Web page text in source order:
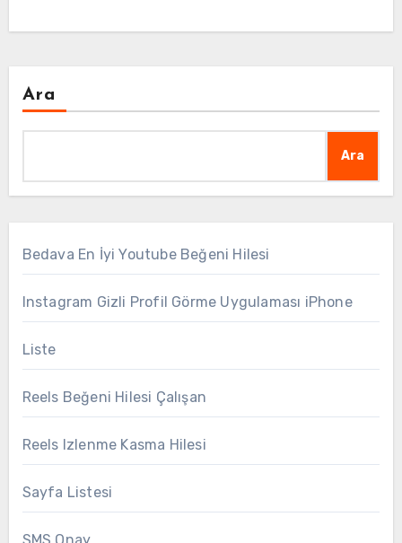
Ara
Ara
Bedava En İyi Youtube Beğeni Hilesi
Instagram Gizli Profil Görme Uygulaması iPhone
Liste
Reels Beğeni Hilesi Çalışan
Reels Izlenme Kasma Hilesi
Sayfa Listesi